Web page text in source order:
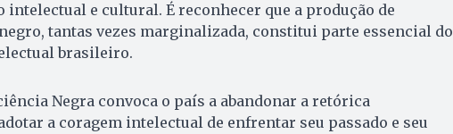
intelectual e cultural. É reconhecer que a produção de
tantas vezes marginalizada, constitui parte essencial do
brasileiro.
Negra convoca o país a abandonar a retórica
a coragem intelectual de enfrentar seu passado e seu